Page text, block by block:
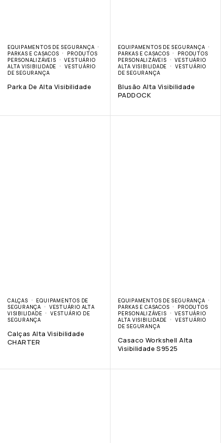
EQUIPAMENTOS DE SEGURANÇA
PARKAS E CASACOS
PRODUTOS
PERSONALIZÁVEIS
VESTUÁRIO
ALTA VISIBILIDADE
VESTUÁRIO
DE SEGURANÇA
Parka De Alta Visibilidade
EQUIPAMENTOS DE SEGURANÇA
PARKAS E CASACOS
PRODUTOS
PERSONALIZÁVEIS
VESTUÁRIO
ALTA VISIBILIDADE
VESTUÁRIO
DE SEGURANÇA
Blusão Alta Visibilidade
PADDOCK
CALÇAS
EQUIPAMENTOS DE
SEGURANÇA
VESTUÁRIO ALTA
VISIBILIDADE
VESTUÁRIO DE
SEGURANÇA
Calças Alta Visibilidade
CHARTER
EQUIPAMENTOS DE SEGURANÇA
PARKAS E CASACOS
PRODUTOS
PERSONALIZÁVEIS
VESTUÁRIO
ALTA VISIBILIDADE
VESTUÁRIO
DE SEGURANÇA
Casaco Workshell Alta
Visibilidade S9525